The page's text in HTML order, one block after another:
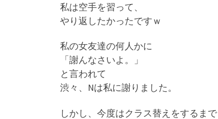
私は空手を習って、
やり返したかったですｗ
私の女友達の何人かに
「謝んなさいよ。」
と言われて
渋々、Nは私に謝りました。
しかし、今度はクラス替えをするまで